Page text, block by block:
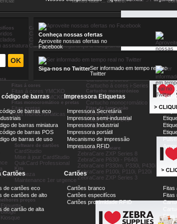
assinatura
Cartões proximidade RFID
Cartões Mifare
Cartões UHF e RFID
Cartões com segurança & holograma
Fitas á cores
Fitas á cores YMCKO
Fitas á cores YMCKO i-Séries
Fitas monocromático e pretas
Fitas pretas
Fitas monocromáticas
Cartucho á cores
Cartucho á cores
Cartucho á cores i-Series
Cartucho monocrónico
Cartucho preto
Cartucho monocromático
Fitas de laminação
P500/ P520
P620/ P630/ P640
P720
Software de cartões
CardStudio
Mise à jour CardStudio
QuikCard Professional
Kits
Limpeza
Maintenance 1er urgence
Serviços zebracare
ZebraCare ZXP Series 8
ZebraCare P630i - P640i
ZebraCare P330m, P330i, P430i
ZebraCare P100i, P110i, P120i
ZebraCare ZXP Series 3
preços
Conheça nossas ofertas
Aproveite nossas ofertas no
Facebook
Siga-nos no TwitterSer informado em tempo real no
Twitter
código de barras
de barras eco
de barras miniatura
de barras POS
de barras de uso
Impressora Etiquetas
Impressora Secretária
Impressora semi-industrial
Impressora Industrial
Impressora portátil
Mecanismo de impressão
Impressora RFID
Cartões
de cartões eco
de cartões de alto
de cartão de alta
Cartões
Cartões branco
Cartões especifícos
Cartões proximidade RFID
Fitas
Fitas
Fitas
Fitas